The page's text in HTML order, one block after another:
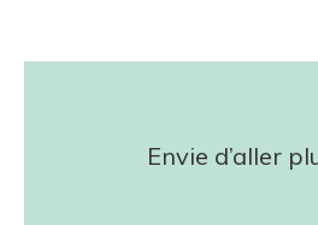
Envie d’aller